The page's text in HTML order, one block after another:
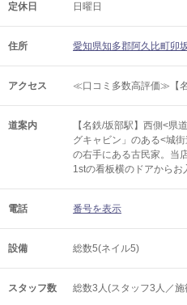
定休日 日曜日
住所 愛知県知多郡阿久比町卯
アクセス ≪口コミ多数高評価≫【
道案内
【名鉄/坂部駅】西側<県
グキャビン」のある<城
の右手にある古民家。当
1stの看板横のドアからお
電話 番号を表示
設備 総数5(ネイル5)
スタッフ数 総数3人(スタッフ3人／